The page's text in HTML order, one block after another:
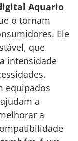
Aquario
o tornam
Ele
que
intensidade
equipados
a
a